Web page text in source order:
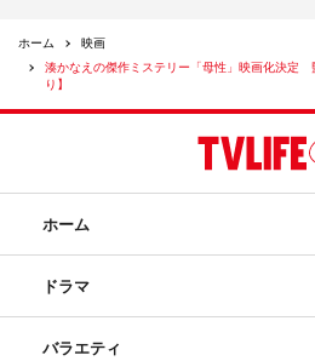
ホーム
映画
湊かなえの傑作ミステリー「母性」映画化決定
り】
ホーム
ドラマ
バラエティ